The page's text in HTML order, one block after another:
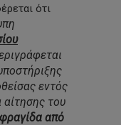
ότι
εντός
του
από